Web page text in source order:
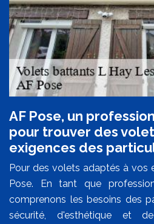
AF Pose, un
pour trouver des
exigences des
Pour des volets adaptés à vos
Pose. En tant que
comprenons les besoins des
sécurité, d'esthétique et